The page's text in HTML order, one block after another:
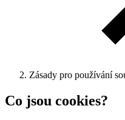
Zásady pro používání
Co jsou cookies?